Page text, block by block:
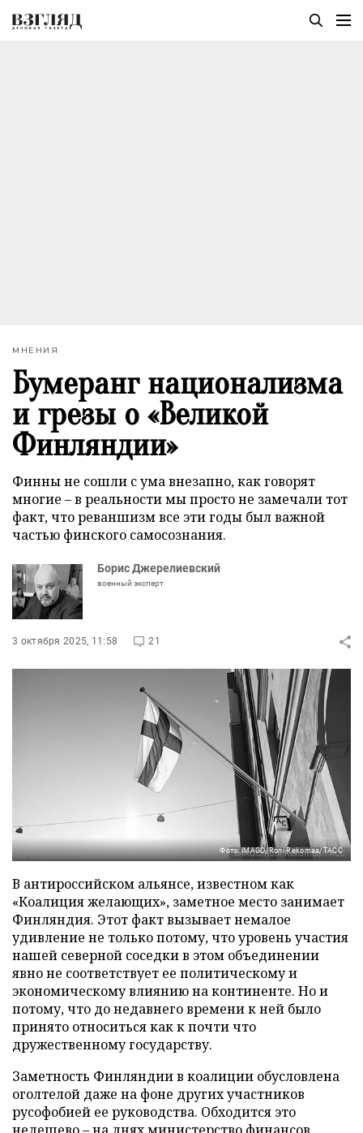
МНЕНИЯ
Бумеранг национализма
и грезы о «Великой
Финляндии»
Финны не сошли с ума внезапно, как говорят
многие – в реальности мы просто не замечали тот
факт, что реваншизм все эти годы был важной
частью финского самосознания.
Борис Джерелиевский
военный эксперт
3 октября 2025, 11:58 21
Фото: IMAGO/Roni Rekomaa/ТАСС
В антироссийском альянсе, известном как
«Коалиция желающих», заметное место занимает
Финляндия. Этот факт вызывает немалое
удивление не только потому, что уровень участия
нашей северной соседки в этом объединении
явно не соответствует ее политическому и
экономическому влиянию на континенте. Но и
потому, что до недавнего времени к ней было
принято относиться как к почти что
дружественному государству.
Заметность Финляндии в коалиции обусловлена
оголтелой даже на фоне других участников
русофобией ее руководства. Обходится это